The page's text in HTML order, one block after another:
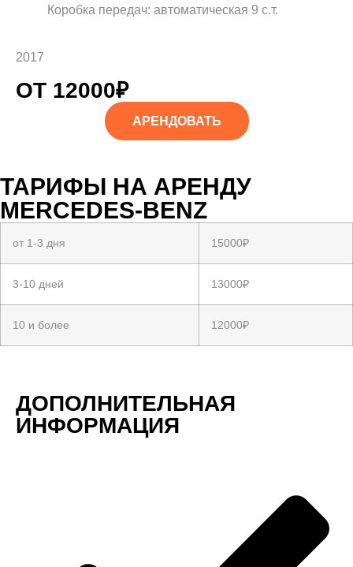
Коробка передач: автоматическая 9 с.т.
2017
ОТ 12000₽
АРЕНДОВАТЬ
ТАРИФЫ НА АРЕНДУ
MERCEDES-BENZ
от 1-3 дня 15000₽
3-10 дней 13000₽
10 и более 12000₽
ДОПОЛНИТЕЛЬНАЯ
ИНФОРМАЦИЯ